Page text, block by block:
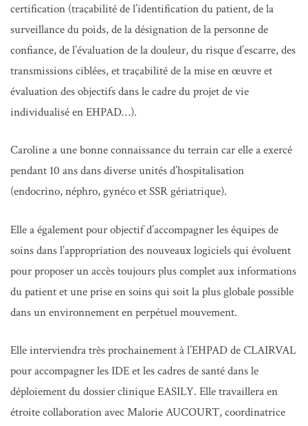
certification (traçabilité de l’identification du patient, de la
surveillance du poids, de la désignation de la personne de
confiance, de l’évaluation de la douleur, du risque d’escarre, des
transmissions ciblées, et traçabilité de la mise en œuvre et
évaluation des objectifs dans le cadre du projet de vie
individualisé en EHPAD…).
Caroline a une bonne connaissance du terrain car elle a exercé
pendant 10 ans dans diverse unités d’hospitalisation
(endocrino, néphro, gynéco et SSR gériatrique).
Elle a également pour objectif d’accompagner les équipes de
soins dans l’appropriation des nouveaux logiciels qui évoluent
pour proposer un accès toujours plus complet aux informations
du patient et une prise en soins qui soit la plus globale possible
dans un environnement en perpétuel mouvement.
Elle interviendra très prochainement à l’EHPAD de CLAIRVAL
pour accompagner les IDE et les cadres de santé dans le
déploiement du dossier clinique EASILY. Elle travaillera en
étroite collaboration avec Malorie AUCOURT, coordinatrice